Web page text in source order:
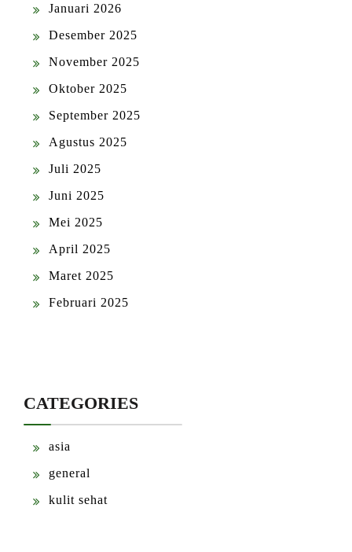
Januari 2026
Desember 2025
November 2025
Oktober 2025
September 2025
Agustus 2025
Juli 2025
Juni 2025
Mei 2025
April 2025
Maret 2025
Februari 2025
CATEGORIES
asia
general
kulit sehat